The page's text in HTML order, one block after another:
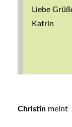
Liebe
Katrin
Christin meint